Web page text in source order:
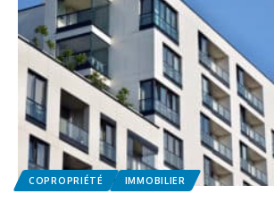
COPROPRIÉTÉ IMMOBILIER